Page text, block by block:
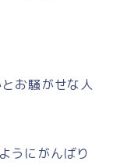
お騒がせな人
うにがんばり